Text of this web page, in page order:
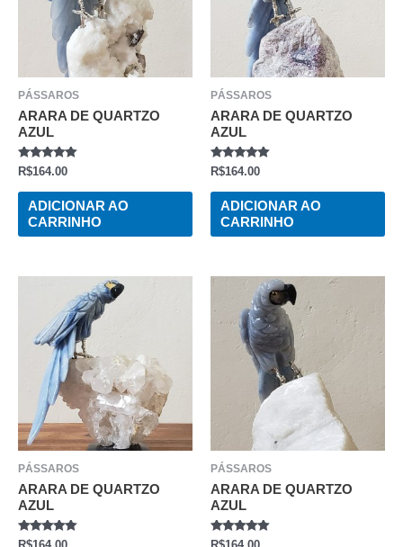
PÁSSAROS
ARARA DE QUARTZO
AZUL
AVALIAÇÃO
DE
R$164.00
ADICIONAR AO
CARRINHO
PÁSSAROS
ARARA DE QUARTZO
AZUL
AVALIAÇÃO
DE
R$164.00
ADICIONAR AO
CARRINHO
PÁSSAROS
ARARA DE QUARTZO
AZUL
AVALIAÇÃO
PÁSSAROS
ARARA DE QUARTZO
AZUL
AVALIAÇÃO